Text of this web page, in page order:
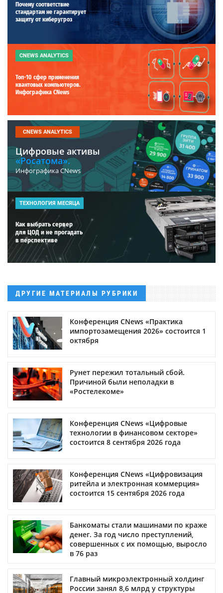
Почему соответствие
стандартам не гарантирует
защиту от киберугроз
CNEWS ANALYTICS
Топ-10 сфер применения
квантовых компьютеров.
Инфографика CNews
CNEWS ANALYTICS
Цифровые активы
«Росатома».
Инфографика CNews
ТЕХНОЛОГИЯ МЕСЯЦА
Как выбрать сервер
для ЦОД и не прогадать
в перспективе
ДРУГИЕ МАТЕРИАЛЫ РУБРИКИ
Конференция CNews «Практика
импортозамещения 2026» состоится 1
октября
Рунет пережил тотальный сбой.
Причиной были неполадки в
«Ростелекоме»
Конференция CNews «Цифровые
технологии в финансовом секторе»
состоится 8 сентября 2026 года
Конференция CNews «Цифровизация
ритейла и электронная коммерция»
состоится 15 сентября 2026 года
Банкоматы стали машинами по краже
денег. За год число преступлений,
совершенных с их помощью, выросло
в 76 раз
Главный микроэлектронный холдинг
России занял 8,6 млрд у структуры